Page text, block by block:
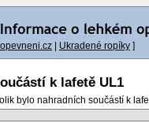
Ukradené ropíky ]
k lafetě UL1
bylo nahradních součástí k